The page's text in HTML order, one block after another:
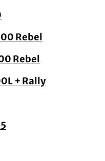
Rebel
Rebel
+ Rally